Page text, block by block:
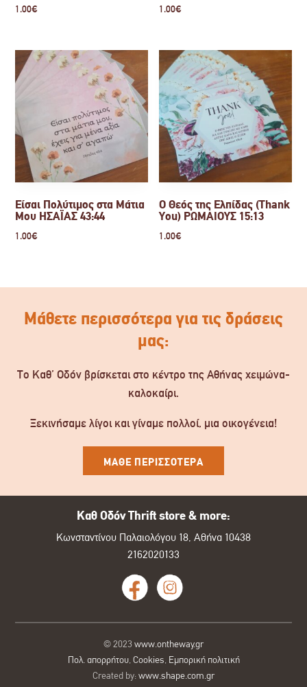
1.00€ 1.00€
Είσαι Πολύτιμος στα Μάτια
Μου ΗΣΑΪΑΣ 43:44
1.00€
Ο Θεός της Ελπίδας (Thank
You) ΡΩΜΑΙΟΥΣ 15:13
1.00€
Μάθετε περισσότερα για τις δράσεις
μας:
Το Καθ’ Οδόν βρίσκεται στο κέντρο της Αθήνας χειμώνα-
καλοκαίρι.
Ξεκινήσαμε λίγοι και γίναμε πολλοί, μια οικογένεια!
ΜΑΘΕ ΠΕΡΙΣΣΟΤΕΡΑ
Καθ Οδόν Thrift store & more:
Κωνσταντίνου Παλαιολόγου 18, Αθήνα 10438
2162020133
© 2023 www.ontheway.gr
Πολ. απορρήτου,Cookies, Εμπορική πολιτική
Created by:www.shape.com.gr